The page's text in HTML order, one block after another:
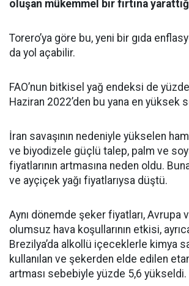
oluşan mükemmel bir fırtına
Torero’ya göre bu, yeni bir gıda
da yol açabilir.
FAO’nun bitkisel yağ endeksi de
Haziran 2022’den bu yana en yüksek
İran savaşının nedeniyle yükselen
ve biyodizele güçlü talep, palm ve
fiyatlarının artmasına neden oldu.
ve ayçiçek yağı fiyatlarıysa düştü.
Aynı dönemde şeker fiyatları, Avrupa
olumsuz hava koşullarının etkisi,
Brezilya’da alkollü içeceklerle kimya
kullanılan ve şekerden elde edilen
artması sebebiyle yüzde 5,6 yükseldi.